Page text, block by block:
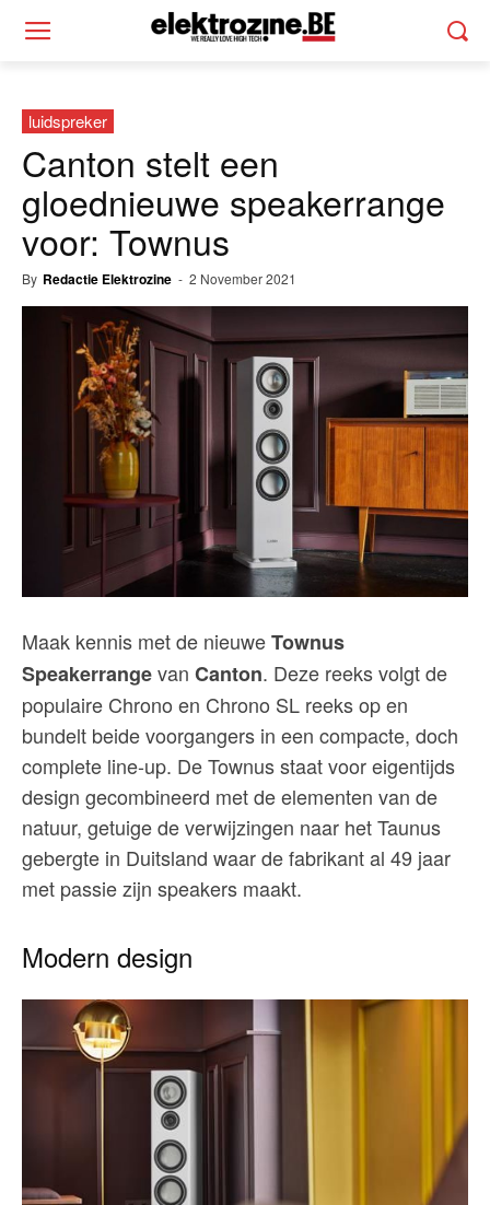
luidspreker
Canton stelt een
gloednieuwe speakerrange
voor: Townus
By Redactie Elektrozine - 2 November 2021
Maak kennis met de nieuweTownus
Speakerrangevan Canton. Deze reeks volgt de
populaire Chrono en Chrono SL reeks op en
bundelt beide voorgangers in een compacte, doch
complete line-up. De Townus staat voor eigentijds
design gecombineerd met de elementen van de
natuur, getuige de verwijzingen naar het Taunus
gebergte in Duitsland waar de fabrikant al 49 jaar
met passie zijn speakers maakt.
Modern design